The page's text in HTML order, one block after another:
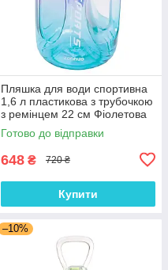
Пляшка для води спортивна
1,6 л пластикова з трубочкою
з ремінцем 22 см Фіолетова
HP-14-35V
Готово до відправки
648 ₴ 720 ₴
Купити
–10%